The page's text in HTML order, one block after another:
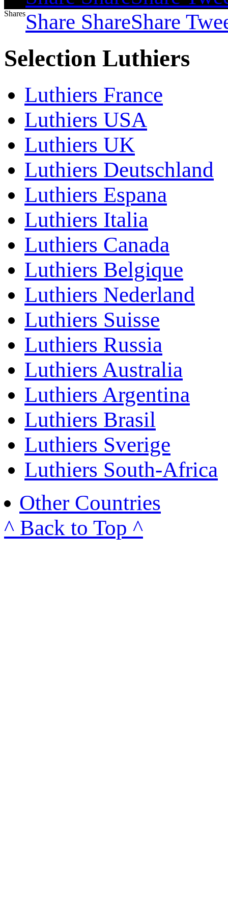
SharesShare ShareShare
Selection Luthiers
Luthiers France
Luthiers USA
Luthiers UK
Luthiers Deutschland
Luthiers Espana
Luthiers Italia
Luthiers Canada
Luthiers Belgique
Luthiers Nederland
Luthiers Suisse
Luthiers Russia
Luthiers Australia
Luthiers Argentina
Luthiers Brasil
Luthiers Sverige
Luthiers South-Africa
Other Countries
^ Back to Top ^